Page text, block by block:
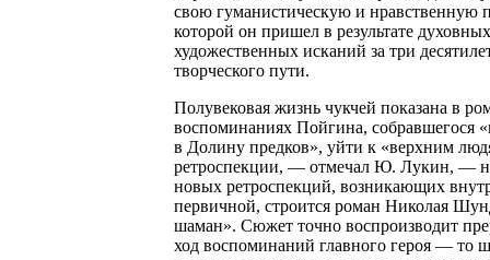
свою гуманистическую и нравственную
которой он пришел в результате
художественных исканий за три
творческого пути.
Полувековая жизнь чукчей показана в
воспоминаниях Пойгина, собравшегося
в Долину предков», уйти к «верхним
ретроспекции, — отмечал Ю. Лукин, —
новых ретроспекций, возникающих
первичной, строится роман Николая
шаман». Сюжет точно воспроизводит
ход воспоминаний главного героя — то